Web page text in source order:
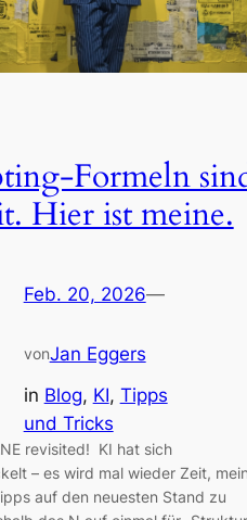
Formeln
Hier ist meine.
Feb. 20, 2026—
vonJan Eggers
in Blog, KI, Tipps
und Tricks
revisited! KI hat sich
– es wird mal wieder Zeit,
auf den neuesten Stand zu